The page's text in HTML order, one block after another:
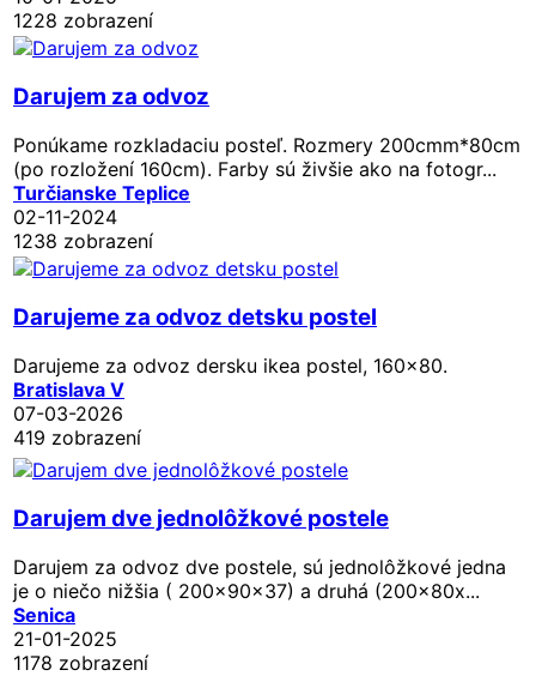
1228 zobrazení
Darujem za odvoz
Ponúkame rozkladaciu posteľ. Rozmery 200cmm*80cm
(po rozložení 160cm). Farby sú živšie ako na fotogr...
Turčianske Teplice
02-11-2024
1238 zobrazení
Darujeme za odvoz detsku postel
Darujeme za odvoz dersku ikea postel, 160x80.
Bratislava V
07-03-2026
419 zobrazení
Darujem dve jednolôžkové postele
Darujem za odvoz dve postele, sú jednolôžkové jedna
je o niečo nižšia ( 200x90x37) a druhá (200x80x...
Senica
21-01-2025
1178 zobrazení